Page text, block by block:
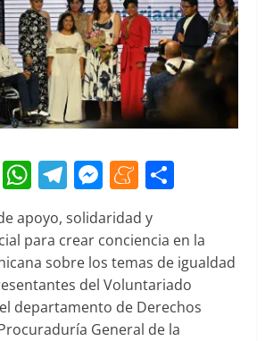
EmailWhatsApp
Telegram
Messenger
apoyo, solidaridad y
para crear conciencia en la
sobre los temas de igualdad
del Voluntariado
departamento de Derechos
General de la